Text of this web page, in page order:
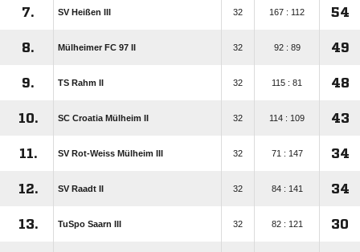
7. SV Heißen III 32 167 : 112 54
8. Mülheimer FC 97 II 32 92 : 89 49
9. TS Rahm II 32 115 : 81 48
10. SC Croatia Mülheim II 32 114 : 109 43
11. SV Rot-Weiss Mülheim III 32 71 : 147 34
12. SV Raadt II 32 84 : 141 34
13. TuSpo Saarn III 32 82 : 121 30